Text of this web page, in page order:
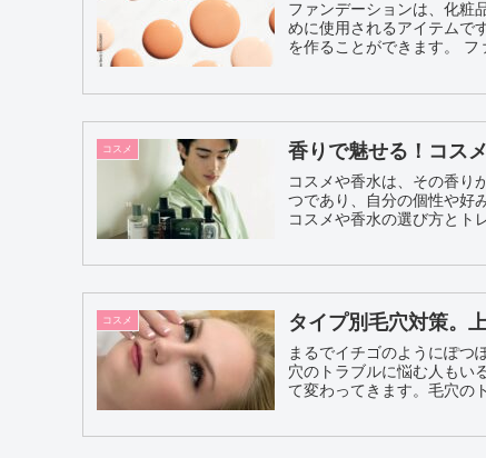
ファンデーションは、化粧
めに使用されるアイテムで
を作
コスメ 香りで魅せる！コス
コスメや香水は、その香り
つであり、自分の個性や好
コスメ タイプ別毛穴対策。
まるでイチゴのようにぽつ
穴のトラブルに悩む人もい
て変わってきます。毛穴の